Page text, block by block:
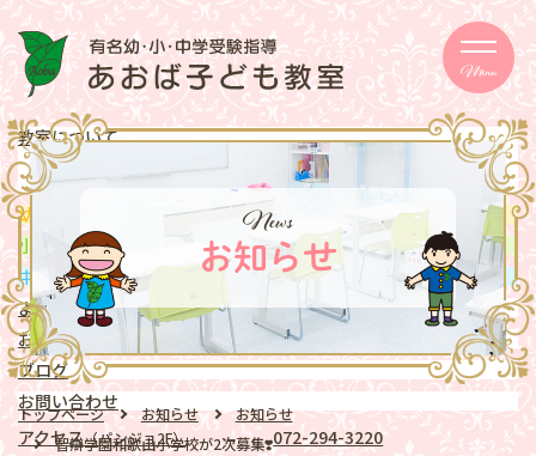
Menu
教室について
メッセージ 取り組み
幼児
school
小学生クラス
school中学生クラス
よくある質問
お知らせ
ブログ
お問い合わせ
アクセス（パンジョ2F）
072-294-3220
News
お知らせ
トップページ お知らせ
お知らせ
智辯学園和歌山小学校が2次募集❣️